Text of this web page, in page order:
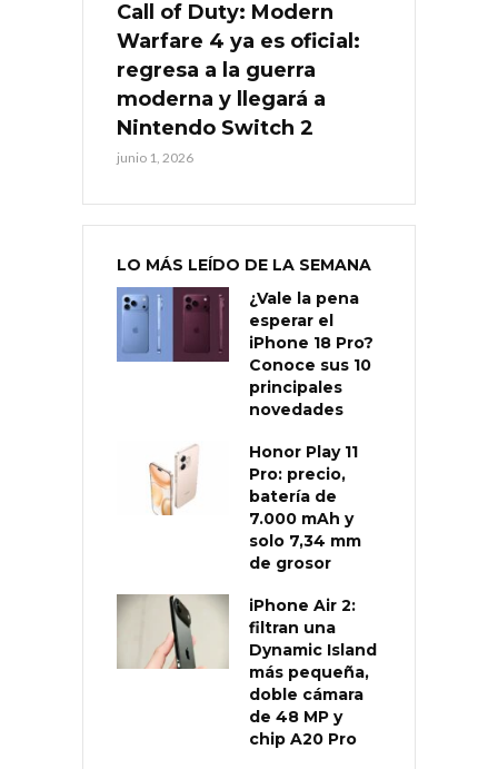
Call of Duty: Modern
Warfare 4 ya es oficial:
regresa a la guerra
moderna y llegará a
Nintendo Switch 2
junio 1, 2026
LO MÁS LEÍDO DE LA SEMANA
¿Vale la pena
esperar el
iPhone 18 Pro?
Conoce sus 10
principales
novedades
Honor Play 11
Pro: precio,
batería de
7.000 mAh y
solo 7,34 mm
de grosor
iPhone Air 2:
filtran una
Dynamic Island
más pequeña,
doble cámara
de 48 MP y
chip A20 Pro